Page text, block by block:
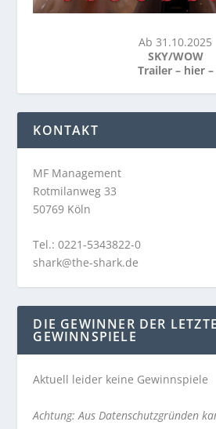
Ab 31.10.2025
SKY/WOW
Trailer – hier –
KONTAKT
MF Management
Rotmilanweg 33
50769 Köln
Tel.: 0221-5343822-0
shark@the-shark.de
DIE GEWINNER DER
GEWINNSPIELE
Aktuell leider keine Gewinnspiele
Achtung: Aus Datenschutzgründen